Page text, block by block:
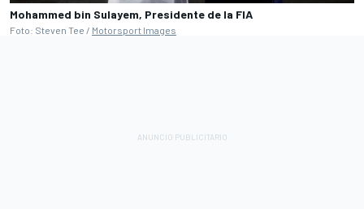
Mohammed bin Sulayem, Presidente de la FIA
Foto: Steven Tee / Motorsport Images